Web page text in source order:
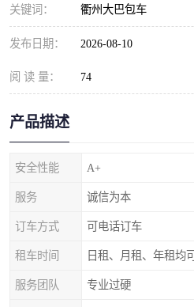
关键词： 衢州大巴包车
发布日期： 2026-08-10
阅 读 量： 74
产品描述
安全性能 A+
服务 诚信为本
订车方式 可电话订车
租车时间 日租、月租、年租均可
服务团队 专业过硬